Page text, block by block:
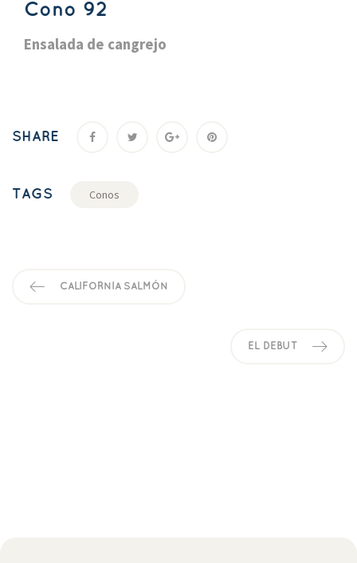
Cono 92
Ensalada de cangrejo
SHARE
TAGS Cono
CALIFORNIA SALMÓN
EL DEBUT